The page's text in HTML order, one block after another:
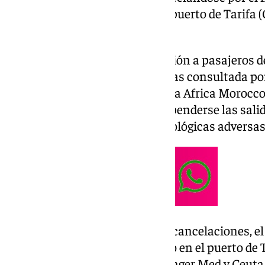
estaban programadas desde el puerto de
En concreto, según la información a pasajeros
Portuaria de la Bahía de Algeciras consultada
‘Morocco Express 1, de la naviera Africa
sus recorridos previstos, al suspenderse las
horas por «condiciones meteorológicas
No obstante, y a pesar de estas
operando con normalidad tanto en el puerto de